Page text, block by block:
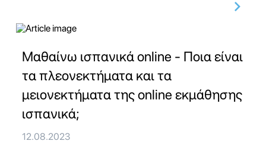
Μαθαίνω ισπανικά online - Ποια είναι
τα πλεονεκτήματα και τα
μειονεκτήματα της online εκμάθησης
ισπανικά;
12.08.2023